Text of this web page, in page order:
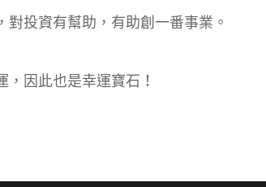
投資有幫助，有助創一番事業。
因此也是幸運寶石！